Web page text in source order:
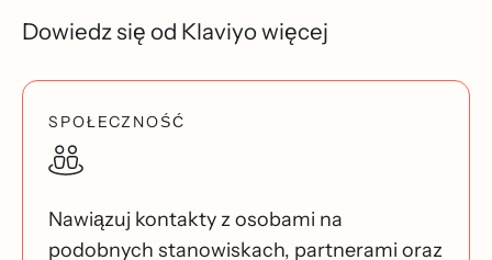
Dowiedz się od Klaviyo więcej
SPOŁECZNOŚĆ
Nawiązuj kontakty z osobami na
podobnych stanowiskach, partnerami oraz